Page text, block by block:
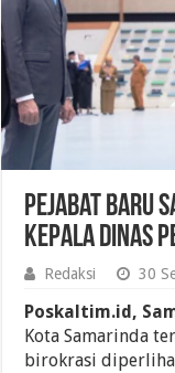
Pejabat Baru
Kepala Dinas
Redaksi 30
Poskaltim.id,
Kota Samarinda
birokrasi